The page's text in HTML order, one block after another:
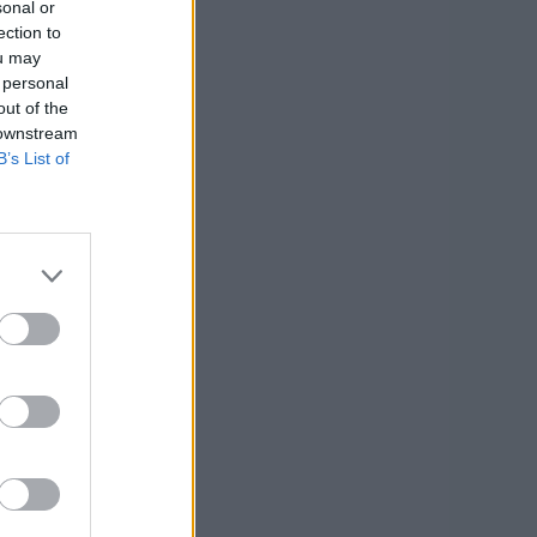
or
to
may
of the
List of
euro